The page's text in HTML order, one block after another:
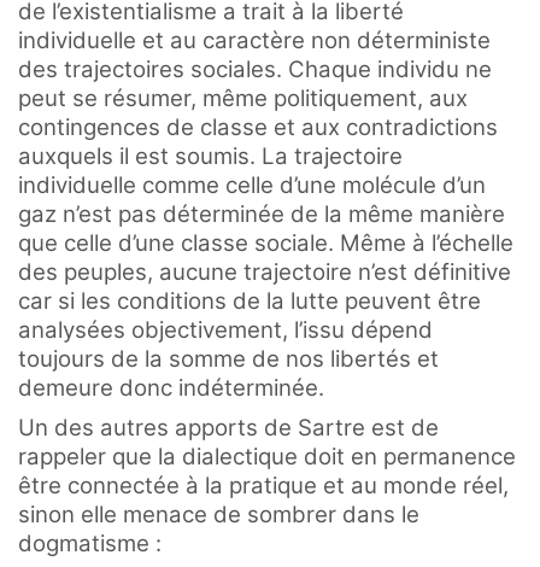
de l’existentialisme a trait à la liberté
individuelle et au caractère non déterministe
des trajectoires sociales. Chaque individu ne
peut se résumer, même politiquement, aux
contingences de classe et aux contradictions
auxquels il est soumis. La trajectoire
individuelle comme celle d’une molécule d’un
gaz n’est pas déterminée de la même manière
que celle d’une classe sociale. Même à l’échelle
des peuples, aucune trajectoire n’est définitive
car si les conditions de la lutte peuvent être
analysées objectivement, l’issu dépend
toujours de la somme de nos libertés et
demeure donc indéterminée.
Un des autres apports de Sartre est de
rappeler que la dialectique doit en permanence
être connectée à la pratique et au monde réel,
sinon elle menace de sombrer dans le
dogmatisme :